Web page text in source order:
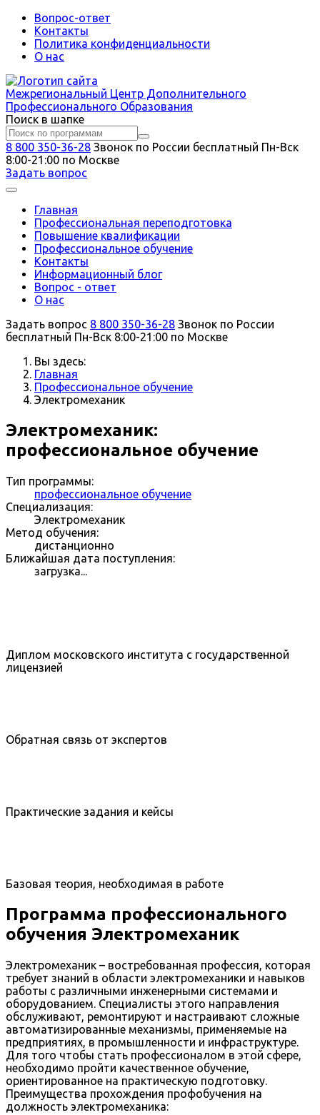
Вопрос-ответ
Контакты
Политика конфиденциальности
О нас
Межрегиональный Центр Дополнительного
Профессионального Образования
Поиск в шапке
8 800 350-36-28 Звонок по России бесплатный Пн-Вск
8:00-21:00 по Москве
Задать вопрос
Главная
Профессиональная переподготовка
Повышение квалификации
Профессиональное обучение
Контакты
Информационный блог
Вопрос - ответ
О нас
Задать вопрос 8 800 350-36-28 Звонок по России
бесплатный Пн-Вск 8:00-21:00 по Москве
Вы здесь:
Главная
Профессиональное обучение
Электромеханик
Электромеханик:
профессиональное обучение
Тип программы:
профессиональное обучение
Специализация:
Электромеханик
Метод обучения:
дистанционно
Ближайшая дата поступления:
загрузка...
Диплом московского института с государственной
лицензией
Обратная связь от экспертов
Практические задания и кейсы
Базовая теория, необходимая в работе
Программа профессионального
обучения Электромеханик
Электромеханик – востребованная профессия, которая
требует знаний в области электромеханики и навыков
работы с различными инженерными системами и
оборудованием. Специалисты этого направления
обслуживают, ремонтируют и настраивают сложные
автоматизированные механизмы, применяемые на
предприятиях, в промышленности и инфраструктуре.
Для того чтобы стать профессионалом в этой сфере,
необходимо пройти качественное обучение,
ориентированное на практическую подготовку.
Преимущества прохождения профобучения на
должность электромеханика: